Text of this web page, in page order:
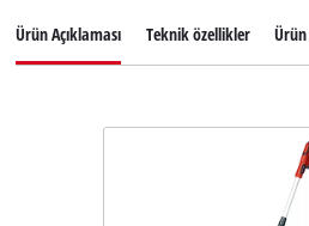
Ürün Açıklaması Teknik özellikler